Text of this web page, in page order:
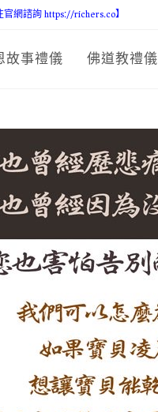
網諮詢 https://richers.co】
故事禮儀 佛道教禮儀